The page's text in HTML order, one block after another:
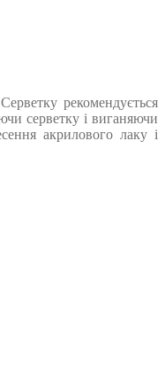
рекомендується
серветку і виганяючи
акрилового лаку і